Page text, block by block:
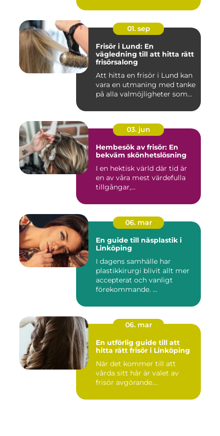
01. sep
Frisör i Lund: En
vägledning till att hitta rätt
frisörsalong
Att hitta en frisör i Lund kan
vara en utmaning med tanke
på alla valmöjligheter som...
03. jun
Hembesök av frisör: En
bekväm skönhetslösning
I en hektisk värld där tid är
en av våra mest värdefulla
tillgångar,...
06. mar
En guide till näsplastik i
Linköping
I dagens samhälle har
plastikkirurgi blivit allt mer
accepterat och vanligt
förekommande. ...
06. mar
En utförlig guide till att
hitta rätt frisör i Linköping
När det kommer till att
vårda sitt hår är valet av
frisör avgörande....